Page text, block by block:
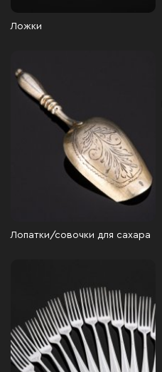
Ложки
Лопатки/совочки для сахара